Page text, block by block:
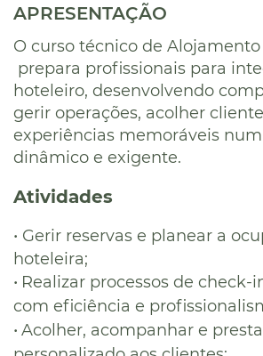
APRESENTAÇÃO
O curso técnico de
prepara profissionais para
hoteleiro, desenvolvendo
gerir operações, acolher
experiências memoráveis
dinâmico e exigente.
Atividades
• Gerir reservas e planear a
hoteleira;
• Realizar processos de check-
com eficiência e
• Acolher, acompanhar e